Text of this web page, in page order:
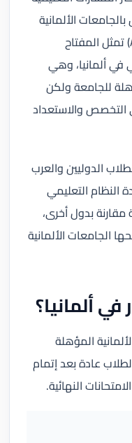
الألمانية
المرموقة. فشهادة الأبيتور (Abitur) تمثل المفتاح
في ألمانيا، وهي
للجامعة ولكن
والاستعداد
الدوليين والعرب
النظام التعليمي
مقارنة بدول أخرى،
الجامعات الألمانية
ألمانيا؟
المؤهلة
عادة بعد إتمام
النهائية.